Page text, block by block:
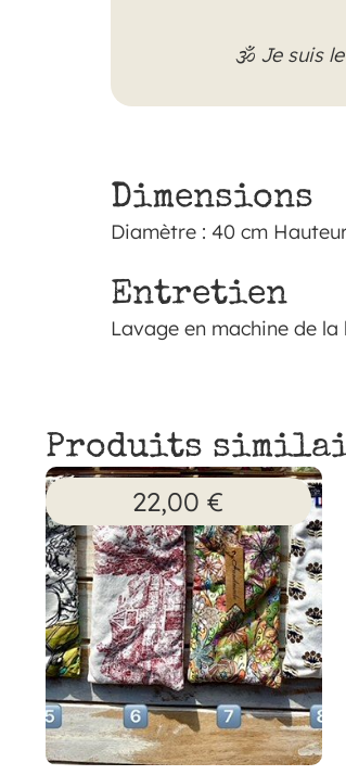
🕉 Je suis
Dimensions
Diamètre : 40 cm
Entretien
Lavage en machine de
Produits
22,00€